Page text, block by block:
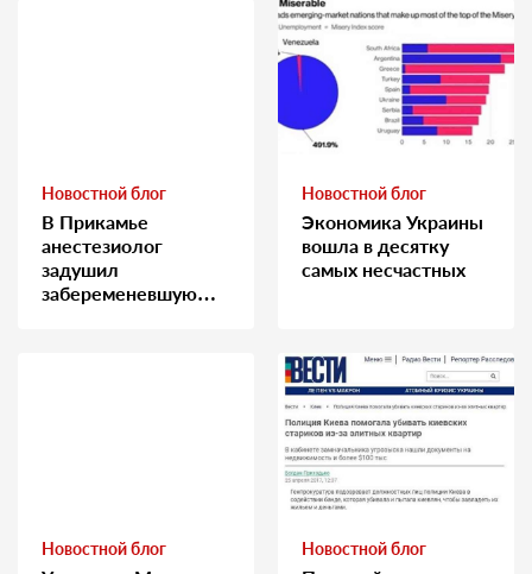
Новостной блог
В Прикамье
анестезиолог
задушил
забеременевшую
Новостной блог
Экономика Украины
вошла в десятку
самых несчастных
Новостной блог Новостной блог